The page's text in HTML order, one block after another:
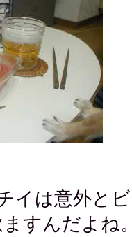
は意外とビ
すんだよね